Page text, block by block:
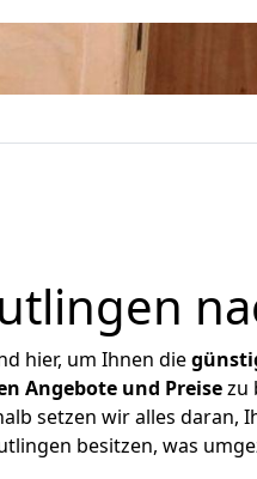
hier, um Ihnen die
Angebote und Preisezu
setzen wir alles daran,
besitzen, was